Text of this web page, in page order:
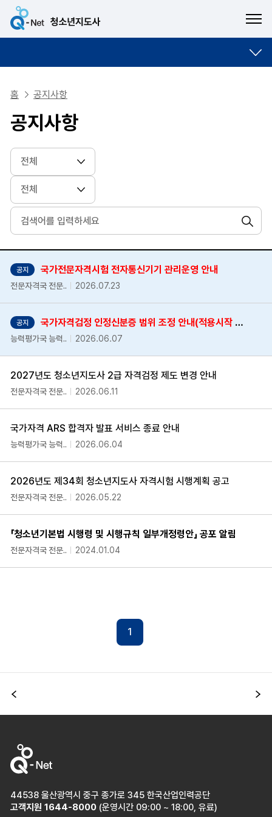
홈 공지사항
공지사항
검색
공지 국가전문자격시험 전자통신기기 관리운영 안내
전문자격국 전문.. 2026.07.23
공지 국가자격검정 인정신분증 범위 조정 안내(적용시작 2026.3.14.~)
능력평가국 능력.. 2026.06.07
2027년도 청소년지도사 2급 자격검정 제도 변경 안내
전문자격국 전문.. 2026.06.11
국가자격 ARS 합격자 발표 서비스 종료 안내
능력평가국 능력.. 2026.06.04
2026년도 제34회 청소년지도사 자격시험 시행계획 공고
전문자격국 전문.. 2026.05.22
「청소년기본법 시행령 및 시행규칙 일부개정령안」 공포 알림
전문자격국 전문.. 2024.01.04
1
이전
44538 울산광역시 중구 종가로 345 한국산업인력공단
고객지원 1644-8000 (운영시간 09:00 ~ 18:00, 유료)